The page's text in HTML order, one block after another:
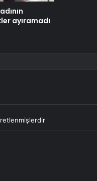
ayıramadı